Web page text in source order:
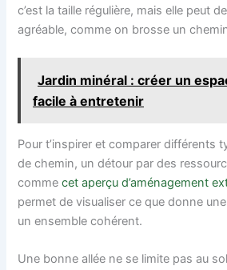
c’est la taille régulière, mais elle peut
agréable, comme on brosse un
Jardin minéral : créer un
facile à entretenir
Pour t’inspirer et comparer différents
de chemin, un détour par des
commecet aperçu d’aménagement
permet de visualiser ce que donne
un ensemble cohérent.
Une bonne allée ne se limite pas au